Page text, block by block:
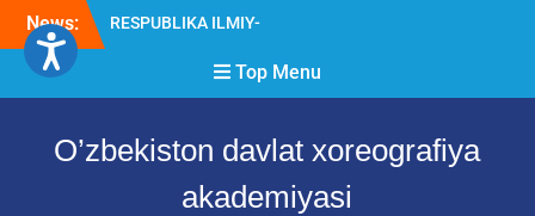
News:
RESPUBLIKA ILMIY-
Akademiyada “Bitiruvchi –
Top Menu
O’zbekiston davlat xoreografiya
akademiyasi